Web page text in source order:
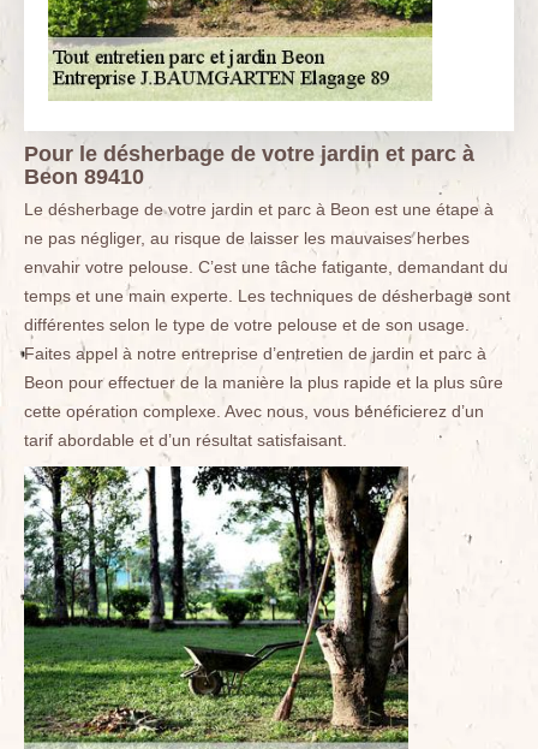
Pour le désherbage de votre jardin et parc à
Beon 89410
Le désherbage de votre jardin et parc à Beon est une étape à
ne pas négliger, au risque de laisser les mauvaises herbes
envahir votre pelouse. C’est une tâche fatigante, demandant du
temps et une main experte. Les techniques de désherbage sont
différentes selon le type de votre pelouse et de son usage.
Faites appel à notre entreprise d’entretien de jardin et parc à
Beon pour effectuer de la manière la plus rapide et la plus sûre
cette opération complexe. Avec nous, vous bénéficierez d’un
tarif abordable et d’un résultat satisfaisant.